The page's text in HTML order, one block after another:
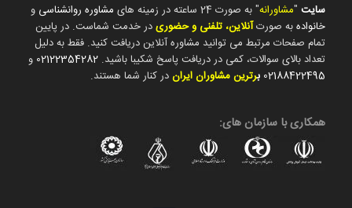
سایت"مشاورانه" به صورت 24 ساعته در زمینه های مشاوره روانشناسی و
خانوادهبه صورتآنلاین، تلفنی و حضوریدر خدمت شماست. در پایین
تمام صفحات مرتبط می توانید مشاوره آنلاین دریافت کنید. فقط به دلیل
تعداد بالای سوالات، کمی در دریافت پاسخ شکیبا باشید. 02122354282 و
02188422495 برترین مشاوران ایراندر کنار شما هستند.
همکاری با سازمان های: